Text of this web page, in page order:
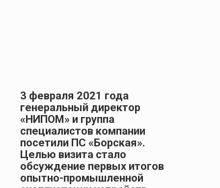
3 февраля 2021 года
генеральный директор
«НИПОМ» и группа
специалистов компании
посетили ПС «Борская».
Целью визита стало
обсуждение первых итогов
опытно-промышленной